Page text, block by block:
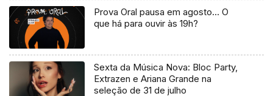
Prova Oral pausa em agosto… O
que há para ouvir às 19h?
Sexta da Música Nova: Bloc Party,
Extrazen e Ariana Grande na
seleção de 31 de julho